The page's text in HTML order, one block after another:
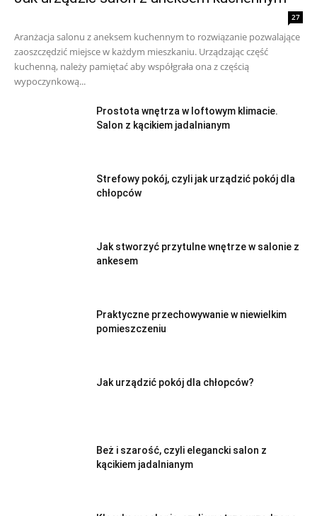
27
Aranżacja salonu z aneksem kuchennym to rozwiązanie pozwalające
zaoszczędzić miejsce w każdym mieszkaniu. Urządzając część
kuchenną, należy pamiętać aby współgrała ona z częścią
wypoczynkową...
Prostota wnętrza w loftowym klimacie.
Salon z kącikiem jadalnianym
Strefowy pokój, czyli jak urządzić pokój dla
chłopców
Jak stworzyć przytulne wnętrze w salonie z
ankesem
Praktyczne przechowywanie w niewielkim
pomieszczeniu
Jak urządzić pokój dla chłopców?
Beż i szarość, czyli elegancki salon z
kącikiem jadalnianym